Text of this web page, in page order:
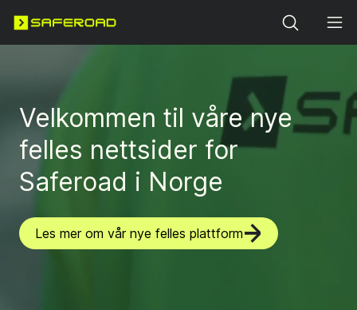
Search
Velkommen til våre nye
felles nettsider for
Saferoad i Norge
Les mer om vår nye felles plattform